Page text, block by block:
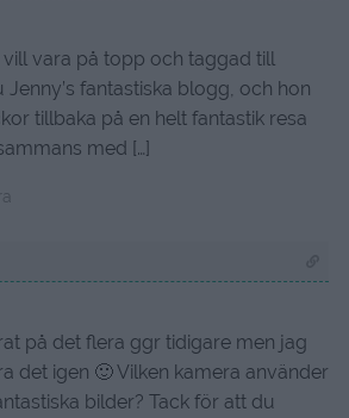
vill vara på topp och taggad till
fantastiska blogg, och hon
tillbaka på en helt fantastik resa
med […]
på det flera ggr tidigare men jag
det igen 🙂 Vilken kamera använder
bilder? Tack för att du